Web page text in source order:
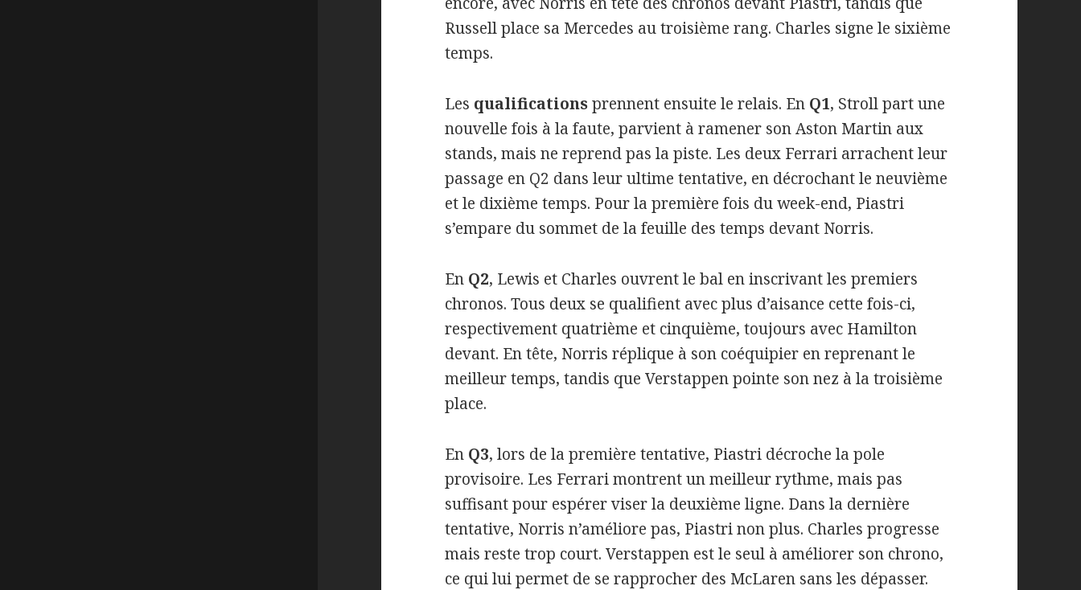
Russell place sa Mercedes au troisième rang. Charles signe le sixième
temps.
Les qualificationsprennent ensuite le relais. En Q1, Stroll part une
nouvelle fois à la faute, parvient à ramener son Aston Martin aux
stands, mais ne reprend pas la piste. Les deux Ferrari arrachent leur
passage en Q2 dans leur ultime tentative, en décrochant le neuvième
et le dixième temps. Pour la première fois du week-end, Piastri
s’empare du sommet de la feuille des temps devant Norris.
En Q2, Lewis et Charles ouvrent le bal en inscrivant les premiers
chronos. Tous deux se qualifient avec plus d’aisance cette fois-ci,
respectivement quatrième et cinquième, toujours avec Hamilton
devant. En tête, Norris réplique à son coéquipier en reprenant le
meilleur temps, tandis que Verstappen pointe son nez à la troisième
place.
En Q3, lors de la première tentative, Piastri décroche la pole
provisoire. Les Ferrari montrent un meilleur rythme, mais pas
suffisant pour espérer viser la deuxième ligne. Dans la dernière
tentative, Norris n’améliore pas, Piastri non plus. Charles progresse
mais reste trop court. Verstappen est le seul à améliorer son chrono,
ce qui lui permet de se rapprocher des McLaren sans les dépasser.